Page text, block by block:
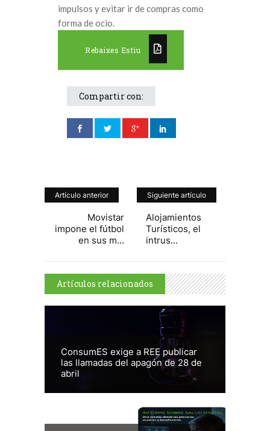
impulsos y evitar ir de compras como
forma de ocio.
Rebaixes Estiu
Compartir con:
Artículo anterior
Movistar
impone el fútbol
en sus m...
Siguiente artículo
Alojamientos
Turísticos, el
intrus...
Artículos relacionados
ConsumES exige a REE publicar
las llamadas del apagón de 28 de
abril